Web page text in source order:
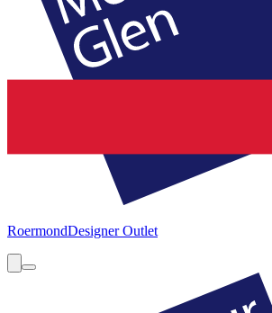
RoermondDesigner Outlet